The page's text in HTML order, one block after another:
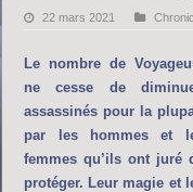
22 mars 2021
Le nombre de
ne cesse de
assassinés pour la
par les hommes et
femmes qu’ils ont juré
protéger. Leur magie et